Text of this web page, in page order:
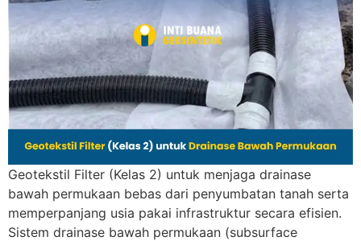
Geotekstil Filter (Kelas 2) untuk menjaga drainase
bawah permukaan bebas dari penyumbatan tanah serta
memperpanjang usia pakai infrastruktur secara efisien.
Sistem drainase bawah permukaan (subsurface